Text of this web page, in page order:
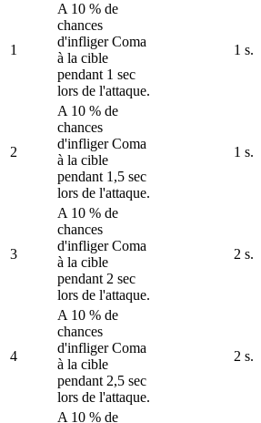
1
A 10 % de
chances
d'infliger Coma
à la cible
pendant 1 sec
lors de l'attaque.
1 s.
2
A 10 % de
chances
d'infliger Coma
à la cible
pendant 1,5 sec
lors de l'attaque.
1 s.
3
A 10 % de
chances
d'infliger Coma
à la cible
pendant 2 sec
lors de l'attaque.
2 s.
4
A 10 % de
chances
d'infliger Coma
à la cible
pendant 2,5 sec
lors de l'attaque.
2 s.
A 10 % de